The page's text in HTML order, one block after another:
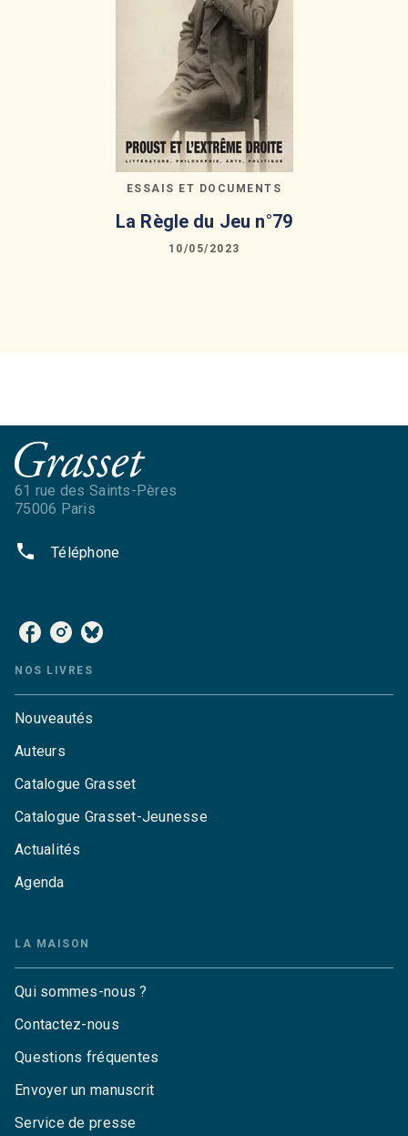
ESSAIS ET DOCUMENTS
La Règle du Jeu n°79
10/05/2023
61 rue des Saints-Pères
75006 Paris
phone Téléphone
NOS LIVRES
Nouveautés
Auteurs
Catalogue Grasset
Catalogue Grasset-Jeunesse
Actualités
Agenda
LA MAISON
Qui sommes-nous ?
Contactez-nous
Questions fréquentes
Envoyer un manuscrit
Service de presse